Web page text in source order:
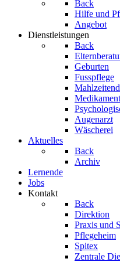
Back
Hilfe und
Angebot
Dienstleistungen
Back
Geburten
Fusspflege
Augenarzt
Wäscherei
Aktuelles
Back
Archiv
Lernende
Jobs
Kontakt
Back
Direktion
Praxis und
Pflegeheim
Spitex
Zentrale